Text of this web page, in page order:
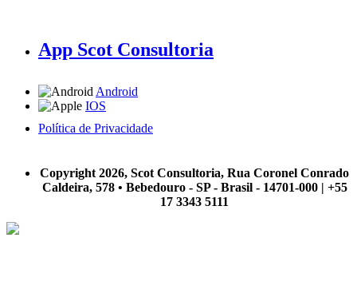
App Scot Consultoria
Android
IOS
Política de Privacidade
Copyright 2026, Scot Consultoria, Rua Coronel Conrado
Caldeira, 578 • Bebedouro - SP - Brasil - 14701-000 | +55
17 3343 5111